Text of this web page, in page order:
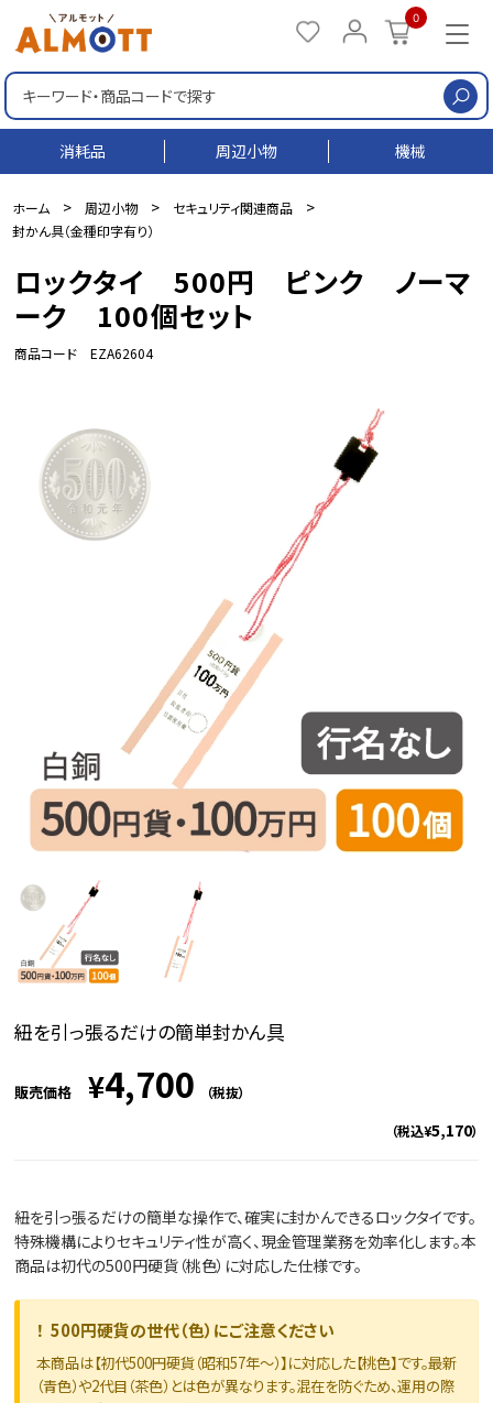
0
消耗品 周辺小物 機械
ホーム > 周辺小物 > セキュリティ関連商品 >
封かん具（金種印字有り）
ロックタイ 500円 ピンク ノーマ
ーク 100個セット
商品コード EZA62604
紐を引っ張るだけの簡単封かん具
販売価格 ¥4,700 （税抜）
（税込¥5,170）
紐を引っ張るだけの簡単な操作で、確実に封かんできるロックタイです。
特殊機構によりセキュリティ性が高く、現金管理業務を効率化します。本
商品は初代の500円硬貨（桃色）に対応した仕様です。
！ 500円硬貨の世代（色）にご注意ください
本商品は【初代500円硬貨（昭和57年～）】に対応した【桃色】です。最新
（青色）や2代目（茶色）とは色が異なります。混在を防ぐため、運用の際